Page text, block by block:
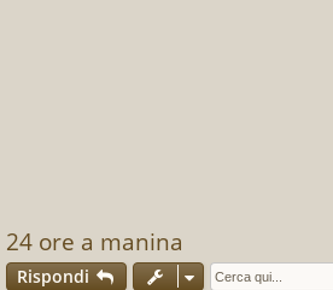
24 ore a manina
Rispondi